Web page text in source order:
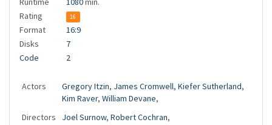
Rating
16
Format
16:9
Disks
7
Code
2
Actors Gregory Itzin, James Cromwell, Kiefer Sutherland,
Kim Raver, William Devane,
Directors
Joel Surnow, Robert Cochran,